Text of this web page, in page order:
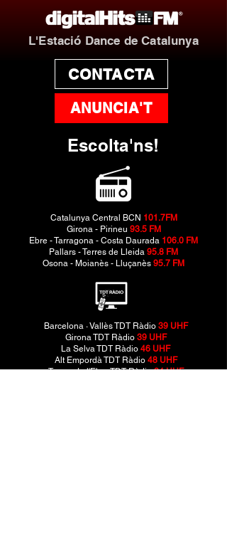
L'Estació Dance de Catalunya
CONTACTA
ANUNCIA'T
Escolta'ns!
Catalunya Central BCN 101.7FM
Girona - Pirineu 93.5 FM
Ebre - Tarragona - Costa Daurada 106.0 FM
Pallars - Terres de Lleida 95.8 FM
Osona - Moianès - Lluçanès 95.7 FM
Barcelona · Vallès TDT Ràdio 39 UHF
Girona TDT Ràdio 39 UHF
La Selva TDT Ràdio 46 UHF
Alt Empordà TDT Ràdio48 UHF
Terres de l'Ebre TDT Ràdio34 UHF